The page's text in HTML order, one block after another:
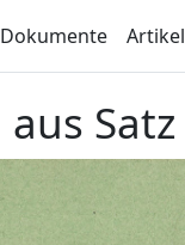
Dokumente Artikel
aus Satz